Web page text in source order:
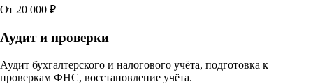
От 20 000 ₽
Аудит и проверки
Аудит бухгалтерского и налогового учёта, подготовка к
проверкам ФНС, восстановление учёта.